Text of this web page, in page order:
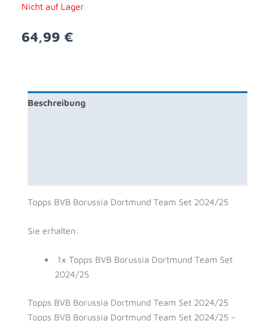
Nicht auf Lager
64,99 €
Beschreibung
Topps BVB Borussia Dortmund Team Set 2024/25
Sie erhalten:
1x Topps BVB Borussia Dortmund Team Set
2024/25
Topps BVB Borussia Dortmund Team Set 2024/25
Topps BVB Borussia Dortmund Team Set 2024/25 –